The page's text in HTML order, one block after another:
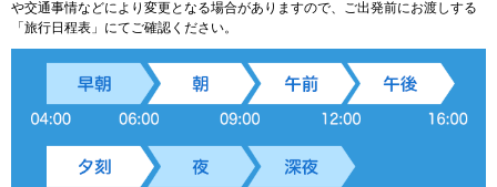
や交通事情などにより変更となる場合がありますので、ご出発前にお渡しする
「旅行日程表」にてご確認ください。